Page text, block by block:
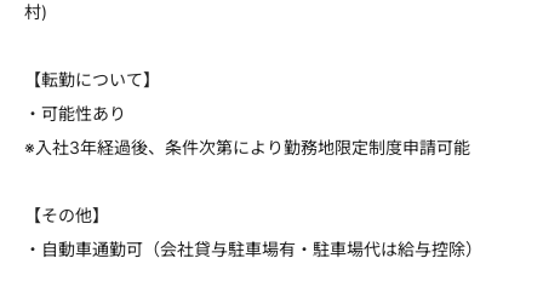
村)
【転勤について】
・可能性あり
※入社3年経過後、条件次第により勤務地限定制度申請可能
【その他】
・自動車通勤可（会社貸与駐車場有・駐車場代は給与控除）